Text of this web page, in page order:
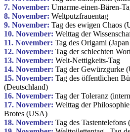
7. November: Umarme-einen-Bären-
8. November: Weltputzfrauentag
9. November: Tag des ewigen Chaos
10. November: Welttag der
11. November: Tag des Origami
12. November: Tag der schlechten
13. November: Welt-Nettigkeits-Tag
14. November: Tag der Gewürzgurke
15. November: Tag des öffentlichen
(Deutschland)
16. November: Tag der Toleranz
17. November: Welttag der
Brotes (USA)
18. November: Tag des